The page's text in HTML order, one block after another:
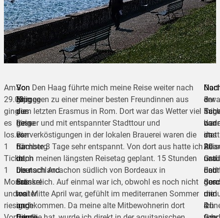
Am
29.03.
ging
es
los.
1
Ticket,
1
Monat
und
riesige
So
ging
die
Reise
von
Bamberg
in
Deutschland
aus
los
und
Von
Brügge
aus
ging
es
für
mich
über
Brüssel
weiter
nach
Von Den Haag führte mich meine Reise weiter nach
Nijmegen zu einer meiner besten Freundinnen aus
dem letzten Erasmus in Rom. Dort war das Wetter viel
besser und mit entspannter Stadttour und
Bierverköstigungen in der lokalen Brauerei waren die
nächste 3 Tage sehr entspannt. Von dort aus hatte ich
dann meinen längsten Reisetag geplant. 15 Stunden
bis nach Arcachon südlich von Bordeaux in
Frankreich. Auf einmal war ich, obwohl es noch nicht
mal Mitte April war, gefühlt im mediterranen Sommer
angekommen. Da meine alte Mitbewohnerin dort
3
im
und
die
der
war
das
und
ich
Dort
statt
20
Grad
und
4